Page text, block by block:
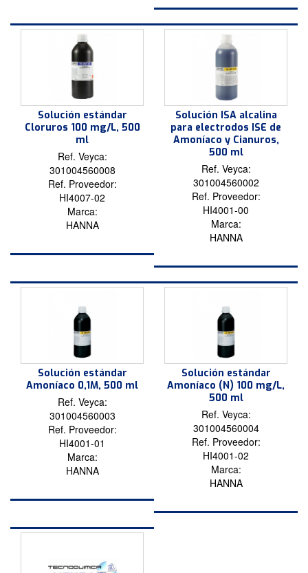
Solución estándar
Cloruros 100 mg/L, 500
ml
Ref. Veyca:
301004560008
Ref. Proveedor:
HI4007-02
Marca:
HANNA
Solución ISA alcalina
para electrodos ISE de
Amoníaco y Cianuros,
500 ml
Ref. Veyca:
301004560002
Ref. Proveedor:
HI4001-00
Marca:
HANNA
Solución estándar
Amoníaco 0,1M, 500 ml
Ref. Veyca:
301004560003
Ref. Proveedor:
HI4001-01
Marca:
HANNA
Solución estándar
Amoníaco (N) 100 mg/L,
500 ml
Ref. Veyca:
301004560004
Ref. Proveedor:
HI4001-02
Marca:
HANNA